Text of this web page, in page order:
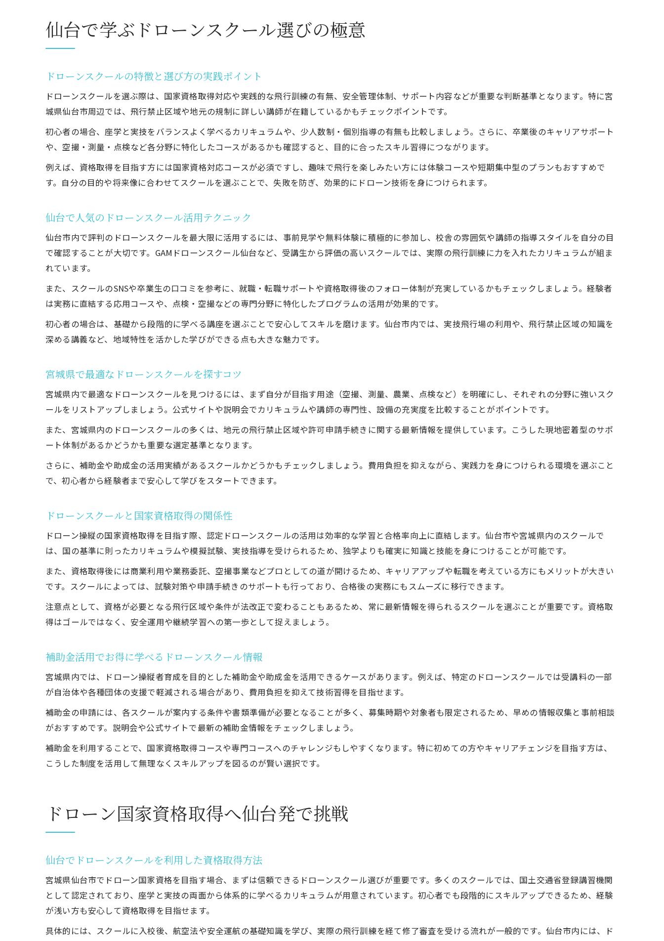
ドローン国家資格取得へ仙台発で挑戦
仙台でドローンスクールを利用した資格取得方法
ドローン国家資格取得に必要な実践スキルとは
ドローンスクール卒業後のキャリアパスを考える
ドローン飛行禁止区域地図の正しい見方と活用法
許可不要エリアと飛行可能な場所の見極め方
初めてのドローンスクール体験の流れとポイント
安全な飛行を実現するドローンスクール活用法
ドローン飛行を合法的に楽しむ道しるべ
ドローンスクール活用で規制に強くなる方法
法改正に対応した最新の飛行ルールを知る
キャリアアップに役立つ仙台の実践的学び方
仙台で実践的に学ぶドローンキャリアアップ術
ドローンスクールで広がる業界の最新情報とは
仙台で学ぶドローンスクール選びの極意
ドローンスクールの特徴と選び方の実践ポイント
ドローンスクールを選ぶ際は、国家資格取得対応や実践的な飛行訓練の有無、安全管理体制、サポート内容などが重要な判断基準となります。特に宮
城県仙台市周辺では、飛行禁止区域や地元の規制に詳しい講師が在籍しているかもチェックポイントです。
初心者の場合、座学と実技をバランスよく学べるカリキュラムや、少人数制・個別指導の有無も比較しましょう。さらに、卒業後のキャリアサポート
や、空撮・測量・点検など各分野に特化したコースがあるかも確認すると、目的に合ったスキル習得につながります。
例えば、資格取得を目指す方には国家資格対応コースが必須ですし、趣味で飛行を楽しみたい方には体験コースや短期集中型のプランもおすすめで
す。自分の目的や将来像に合わせてスクールを選ぶことで、失敗を防ぎ、効果的にドローン技術を身につけられます。
仙台で人気のドローンスクール活用テクニック
仙台市内で評判のドローンスクールを最大限に活用するには、事前見学や無料体験に積極的に参加し、校舎の雰囲気や講師の指導スタイルを自分の目
で確認することが大切です。GAMドローンスクール仙台など、受講生から評価の高いスクールでは、実際の飛行訓練に力を入れたカリキュラムが組ま
れています。
また、スクールのSNSや卒業生の口コミを参考に、就職・転職サポートや資格取得後のフォロー体制が充実しているかもチェックしましょう。経験者
は実務に直結する応用コースや、点検・空撮などの専門分野に特化したプログラムの活用が効果的です。
初心者の場合は、基礎から段階的に学べる講座を選ぶことで安心してスキルを磨けます。仙台市内では、実技飛行場の利用や、飛行禁止区域の知識を
深める講義など、地域特性を活かした学びができる点も大きな魅力です。
宮城県で最適なドローンスクールを探すコツ
宮城県内で最適なドローンスクールを見つけるには、まず自分が目指す用途（空撮、測量、農業、点検など）を明確にし、それぞれの分野に強いスク
ールをリストアップしましょう。公式サイトや説明会でカリキュラムや講師の専門性、設備の充実度を比較することがポイントです。
また、宮城県内のドローンスクールの多くは、地元の飛行禁止区域や許可申請手続きに関する最新情報を提供しています。こうした現地密着型のサポ
ート体制があるかどうかも重要な選定基準となります。
さらに、補助金や助成金の活用実績があるスクールかどうかもチェックしましょう。費用負担を抑えながら、実践力を身につけられる環境を選ぶこと
で、初心者から経験者まで安心して学びをスタートできます。
ドローンスクールと国家資格取得の関係性
ドローン操縦の国家資格取得を目指す際、認定ドローンスクールの活用は効率的な学習と合格率向上に直結します。仙台市や宮城県内のスクールで
は、国の基準に則ったカリキュラムや模擬試験、実技指導を受けられるため、独学よりも確実に知識と技能を身につけることが可能です。
また、資格取得後には商業利用や業務委託、空撮事業などプロとしての道が開けるため、キャリアアップや転職を考えている方にもメリットが大きい
です。スクールによっては、試験対策や申請手続きのサポートも行っており、合格後の実務にもスムーズに移行できます。
注意点として、資格が必要となる飛行区域や条件が法改正で変わることもあるため、常に最新情報を得られるスクールを選ぶことが重要です。資格取
得はゴールではなく、安全運用や継続学習への第一歩として捉えましょう。
補助金活用でお得に学べるドローンスクール情報
宮城県内では、ドローン操縦者育成を目的とした補助金や助成金を活用できるケースがあります。例えば、特定のドローンスクールでは受講料の一部
が自治体や各種団体の支援で軽減される場合があり、費用負担を抑えて技術習得を目指せます。
補助金の申請には、各スクールが案内する条件や書類準備が必要となることが多く、募集時期や対象者も限定されるため、早めの情報収集と事前相談
がおすすめです。説明会や公式サイトで最新の補助金情報をチェックしましょう。
補助金を利用することで、国家資格取得コースや専門コースへのチャレンジもしやすくなります。特に初めての方やキャリアチェンジを目指す方は、
こうした制度を活用して無理なくスキルアップを図るのが賢い選択です。
ドローン国家資格取得へ仙台発で挑戦
仙台でドローンスクールを利用した資格取得方法
宮城県仙台市でドローン国家資格を目指す場合、まずは信頼できるドローンスクール選びが重要です。多くのスクールでは、国土交通省登録講習機関
として認定されており、座学と実技の両面から体系的に学べるカリキュラムが用意されています。初心者でも段階的にスキルアップできるため、経験
が浅い方も安心して資格取得を目指せます。
具体的には、スクールに入校後、航空法や安全運航の基礎知識を学び、実際の飛行訓練を経て修了審査を受ける流れが一般的です。仙台市内には、ド
お気軽にお問い合わせください
お気軽にお問い合わせください